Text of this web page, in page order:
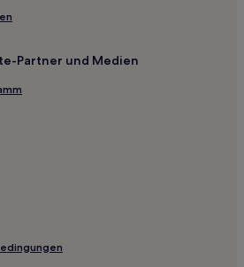
Nez
Dunkerque
Nord-Pas-de-Calais
Nord-Pas-de-Calais
Partner und Medien